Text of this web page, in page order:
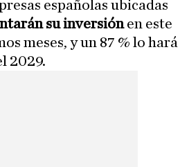
españolas ubicadas
su inversiónen este
meses, y un 87 % lo hará
2029.